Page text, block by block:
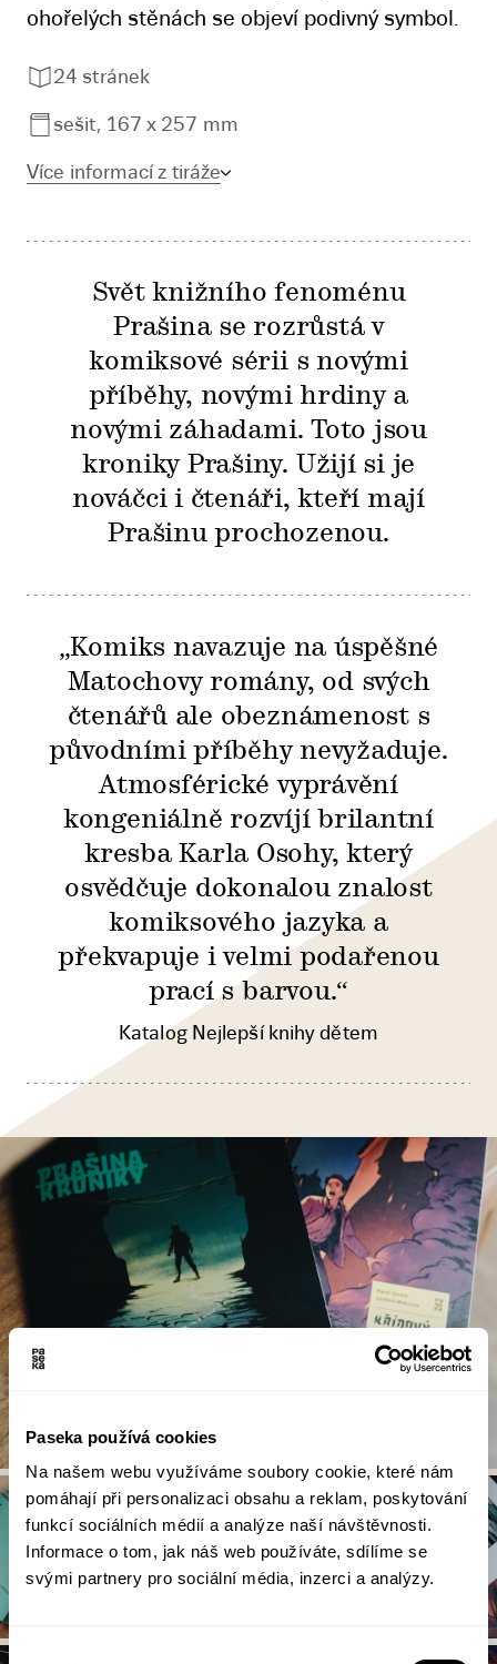
Paseka používá cookies
Na našem webu využíváme soubory cookie, které nám
pomáhají při personalizaci obsahu a reklam, poskytování
funkcí sociálních médií a analýze naší návštěvnosti.
Informace o tom, jak náš web používáte, sdílíme se
svými partnery pro sociální média, inzerci a analýzy.
Výběr
ohořelých stěnách se objeví podivný symbol.
24 stránek
sešit, 167 x 257 mm
Více informací z tiráže
Svět knižního fenoménu
Prašina se rozrůstá v
komiksové sérii s novými
příběhy, novými hrdiny a
novými záhadami. Toto jsou
kroniky Prašiny. Užijí si je
nováčci i čtenáři, kteří mají
Prašinu prochozenou.
„Komiks navazuje na úspěšné
Matochovy romány, od svých
čtenářů ale obeznámenost s
původními příběhy nevyžaduje.
Atmosférické vyprávění
kongeniálně rozvíjí brilantní
kresba Karla Osohy, který
osvědčuje dokonalou znalost
komiksového jazyka a
překvapuje i velmi podařenou
prací s barvou.“
Katalog Nejlepší knihy dětem